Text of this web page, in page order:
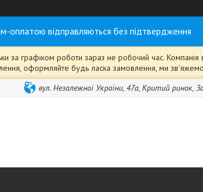
оплатою відправляються без підтвердження
графіком роботи зараз не робочий час. Компанія
оформляйте будь ласка замовлення, ми
вул. Незалежної України, 47а, Критий ринок,